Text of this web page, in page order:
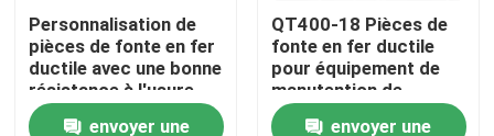
Personnalisation de
pièces de fonte en fer
ductile avec une bonne
résistance à l'usure
envoyer une
QT400-18 Pièces de
fonte en fer ductile
pour équipement de
manutention de
matériaux
envoyer une